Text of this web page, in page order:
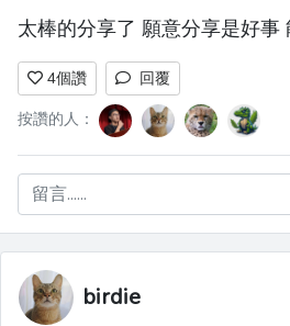
太棒的分享了 願意分享是好事
4個讚
回覆
按讚的人：
留言......
birdie